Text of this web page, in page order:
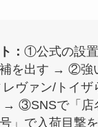
： ①公式の設
を出す → ②強
レヴァン/トイザ
→ ③SNSで「店
」で入荷目撃